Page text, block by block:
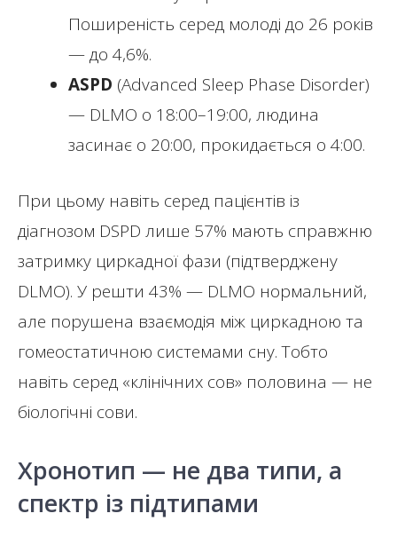
Поширеність серед молоді до 26 років
— до 4,6%.
ASPD (Advanced Sleep Phase Disorder)
— DLMO о 18:00–19:00, людина
засинає о 20:00, прокидається о 4:00.
При цьому навіть серед пацієнтів із
діагнозом DSPD лише 57% мають справжню
затримку циркадної фази (підтверджену
DLMO). У решти 43% — DLMO нормальний,
але порушена взаємодія між циркадною та
гомеостатичною системами сну. Тобто
навіть серед «клінічних сов» половина — не
біологічні сови.
Хронотип — не два типи, а
спектр із підтипами